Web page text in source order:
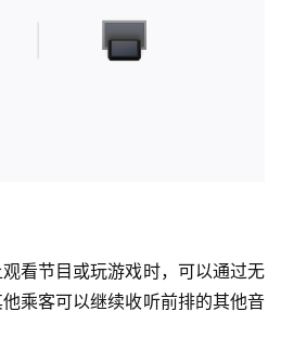
看节目或玩游戏时，可以通过无
乘客可以继续收听前排的其他音